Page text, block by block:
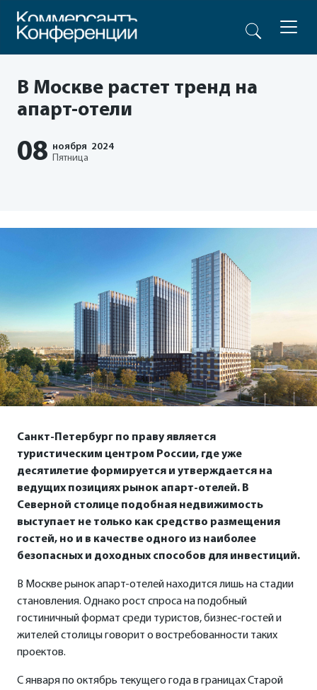
В Москве растет тренд на
апарт-отели
08 ноября 2024
Пятница
Санкт-Петербург по праву является
туристическим центром России, где уже
десятилетие формируется и утверждается на
ведущих позициях рынок апарт-отелей. В
Северной столице подобная недвижимость
выступает не только как средство размещения
гостей, но и в качестве одного из наиболее
безопасных и доходных способов для инвестиций.
В Москве рынок апарт-отелей находится лишь на стадии
становления. Однако рост спроса на подобный
гостиничный формат среди туристов, бизнес-гостей и
жителей столицы говорит о востребованности таких
проектов.
С января по октябрь текущего года в границах Старой